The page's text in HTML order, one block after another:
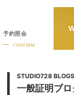
予約照会
CONFIRM
STUDIO728 BLOGS
一般証明ブロ